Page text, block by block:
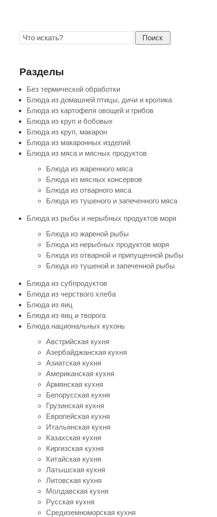
Поиск
Разделы
Без термической обработки
Блюда из домашней птицы, дичи и кролика
Блюда из картофеля овощей и грибов
Блюда из круп и бобовых
Блюда из круп, макарон
Блюда из макаронных изделий
Блюда из мяса и мясных продуктов
Блюда из жаренного мяса
Блюда из мясных консервов
Блюда из отварного мяса
Блюда из тушеного и запеченного мяса
Блюда из рыбы и нерыбных продуктов моря
Блюда из жареной рыбы
Блюда из нерыбных продуктов моря
Блюда из отварной и припущенной рыбы
Блюда из тушеной и запеченной рыбы
Блюда из субпродуктов
Блюда из черствого хлеба
Блюда из яиц
Блюда из яиц и творога
Блюда национальных кухонь
Австрийская кухня
Азербайджанская кухня
Азиатская кухня
Американская кухня
Армянская кухня
Белорусская кухня
Грузинская кухня
Европейская кухня
Итальянская кухня
Казахская кухня
Киргизская кухня
Китайская кухня
Латышская кухня
Литовская кухня
Молдавская кухня
Русская кухня
Средиземноморская кухня